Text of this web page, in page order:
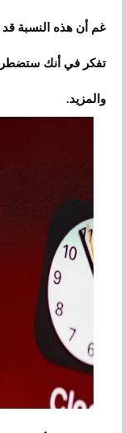
غم أن هذه النسبة قد
تفكر في أنك ستضطر
والمزيد.